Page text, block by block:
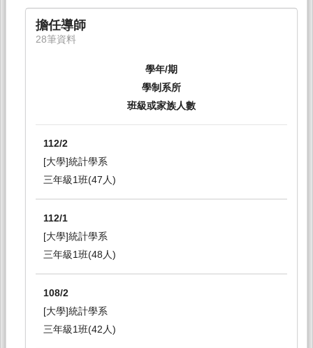
擔任導師
28筆資料
學年/期
學制系所
班級或家族人數
112/2
[大學]統計學系
三年級1班(47人)
112/1
[大學]統計學系
三年級1班(48人)
108/2
[大學]統計學系
三年級1班(42人)